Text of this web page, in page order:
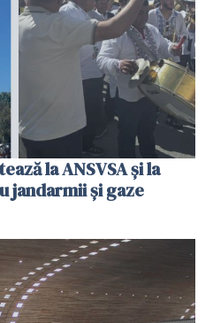
la ANSVSA și la
jandarmii și gaze